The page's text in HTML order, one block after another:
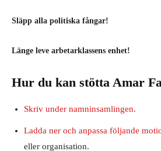
Släpp alla politiska fångar!
Länge leve arbetarklassens enhet!
Hur du kan stötta Amar
Skriv under namninsamlingen.
Ladda ner och anpassa följande
eller organisation.